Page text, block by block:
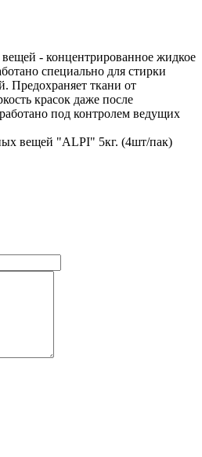
- концентрированное жидкое
специально для стирки
Предохраняет ткани от
красок даже после
под контролем ведущих
вещей "ALPI" 5кг. (4шт/пак)